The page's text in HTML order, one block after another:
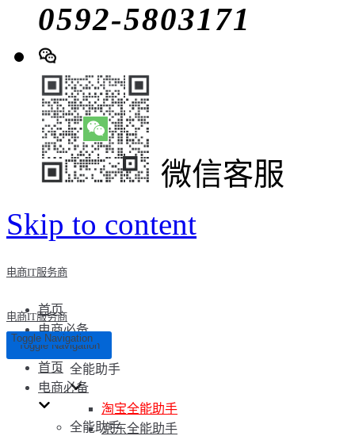
0592-5803171
微信客服
Skip to content
电商IT服务商
首页
电商必备
全能助手
淘宝全能助手
京东全能助手
电商IT服务商
Toggle Navigation
Toggle Navigation
首页
电商必备
全能助手